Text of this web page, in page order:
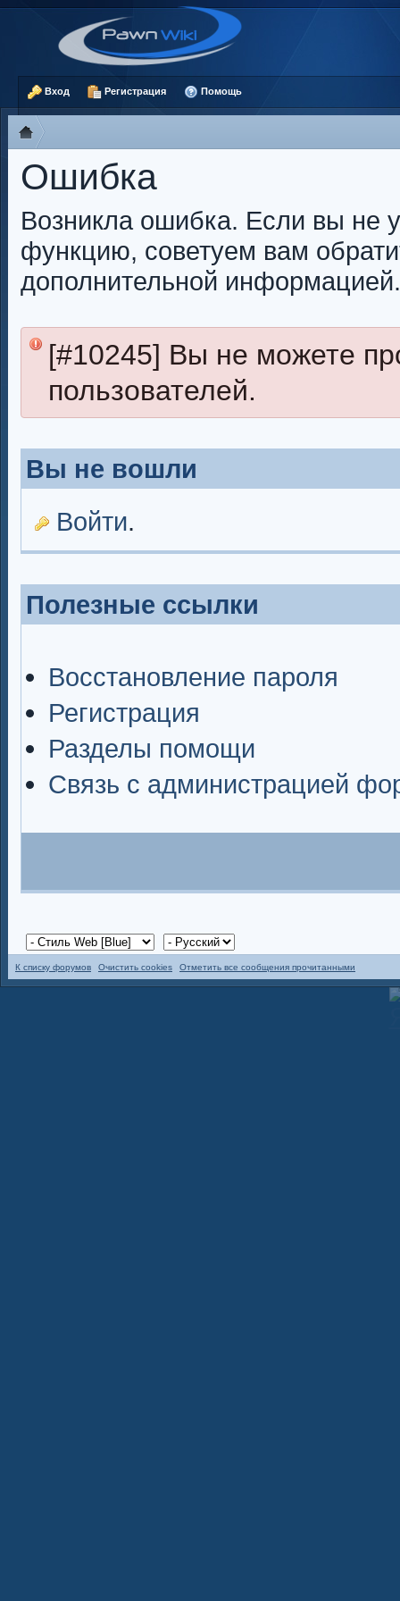
Вход Регистрация Помощь
Ошибка
Возникла ошибка. Если вы не
функцию, советуем вам
дополнительной информацией.
[#10245] Вы не можете
пользователей.
Вы не вошли
Войти.
Полезные ссылки
Восстановление пароля
Регистрация
Разделы помощи
Связь с администрацией
К списку форумов Очистить cookies Отметить все сообщения прочитанными